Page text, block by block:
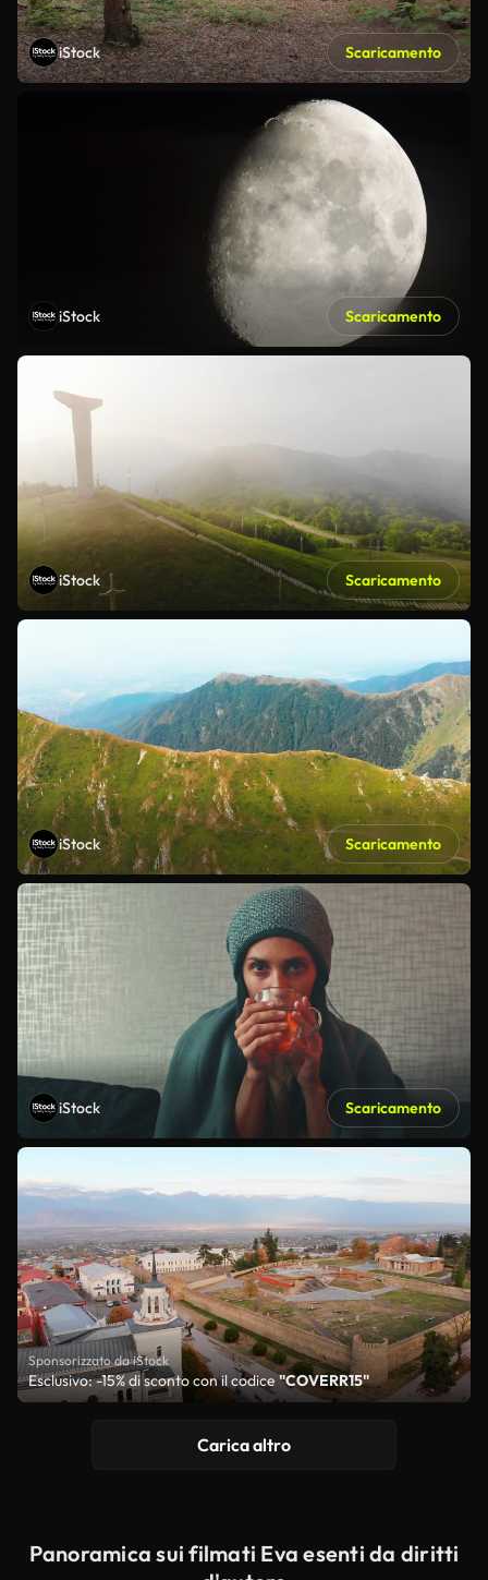
iStock Scaricamento
iStock Scaricamento
iStock Scaricamento
iStock Scaricamento
iStock Scaricamento
Sponsorizzato da iStock
Esclusivo: -15% di sconto con il codice"COVERR15"
Carica altro
Panoramica sui filmati Eva esenti da diritti